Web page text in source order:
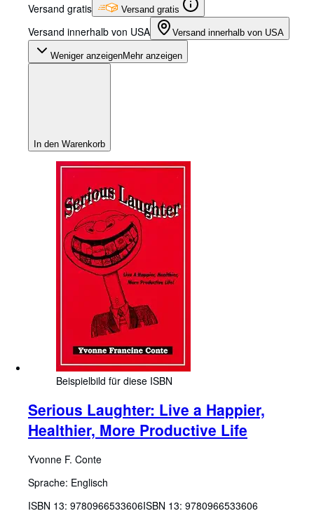
Versand gratis Versand gratis
Versand innerhalb von USA Versand innerhalb von USA
Weniger anzeigenMehr anzeigen
In den Warenkorb
Beispielbild für diese ISBN
Serious Laughter: Live a Happier,
Healthier, More Productive Life
Yvonne F. Conte
Sprache: Englisch
ISBN 13: 9780966533606ISBN 13: 9780966533606